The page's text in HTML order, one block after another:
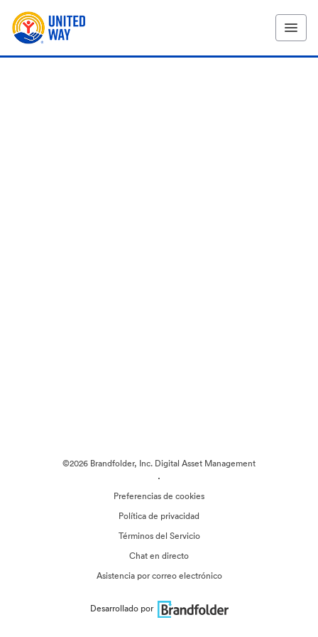
©2026 Brandfolder, Inc. Digital Asset Management
·
Preferencias de cookies
Política de privacidad
Términos del Servicio
Chat en directo
Asistencia por correo electrónico
Desarrollado por